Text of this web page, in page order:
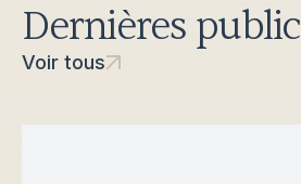
Dernières
Voir tous